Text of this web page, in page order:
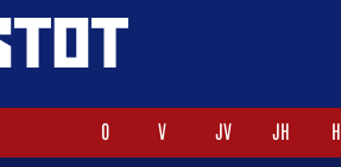
O V JV JH H